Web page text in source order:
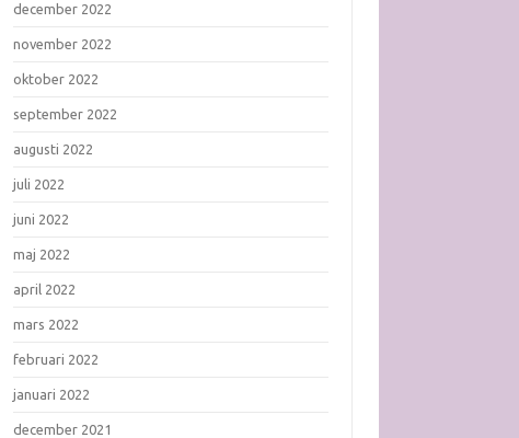
december 2022
november 2022
oktober 2022
september 2022
augusti 2022
juli 2022
juni 2022
maj 2022
april 2022
mars 2022
februari 2022
januari 2022
december 2021